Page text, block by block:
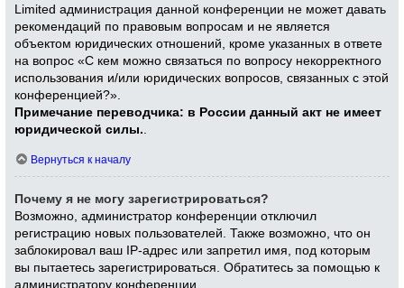
Limited администрация данной конференции не может давать
рекомендаций по правовым вопросам и не является
объектом юридических отношений, кроме указанных в ответе
на вопрос «С кем можно связаться по вопросу некорректного
использования и/или юридических вопросов, связанных с этой
конференцией?».
Примечание переводчика: в России данный акт не имеет
юридической силы.
Вернуться к началу
Почему я не могу зарегистрироваться?
Возможно, администратор конференции отключил
регистрацию новых пользователей. Также возможно, что он
заблокировал ваш IP-адрес или запретил имя, под которым
вы пытаетесь зарегистрироваться. Обратитесь за помощью к
администратору конференции.